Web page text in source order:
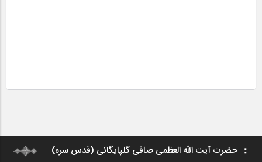
حضرت آیت الله العظمی صافی گلپایگانی (قدس سره)